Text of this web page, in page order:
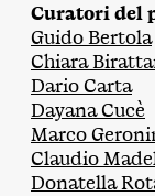
Curatori del
Guido Bertola
Chiara
Dario Carta
Dayana Cucè
Marco
Claudio
Donatella